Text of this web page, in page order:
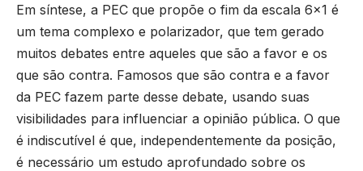
Em síntese, a PEC que propõe o fim da escala 6×1 é
um tema complexo e polarizador, que tem gerado
muitos debates entre aqueles que são a favor e os
que são contra. Famosos que são contra e a favor
da PEC fazem parte desse debate, usando suas
visibilidades para influenciar a opinião pública. O que
é indiscutível é que, independentemente da posição,
é necessário um estudo aprofundado sobre os